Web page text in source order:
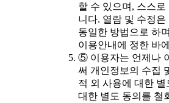
할 수 있으며, 스스
니다. 열람 및 수정
동일한 방법으로 하
이용안내에 정한 바
⑤ 이용자는 언제나
써 개인정보의 수집
적 외 사용에 대한 별
대한 별도 동의를 철